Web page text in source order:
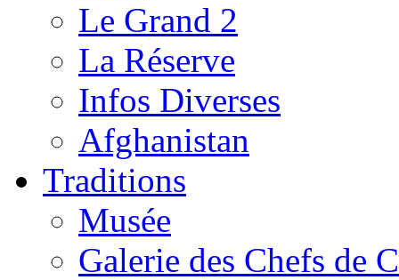
Le Grand 2
La Réserve
Infos Diverses
Afghanistan
Traditions
Musée
Galerie des Chefs de